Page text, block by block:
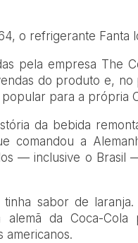
o refrigerante Fanta
pela empresa The
do produto e, no
para a própria
da bebida
comandou a
— inclusive o Brasil
sabor de
alemã da Coca-
americanos.